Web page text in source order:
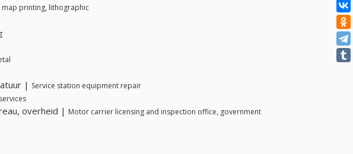
map printing, lithographic
| Service station equipment repair
overheid | Motor carrier licensing and inspection office, government